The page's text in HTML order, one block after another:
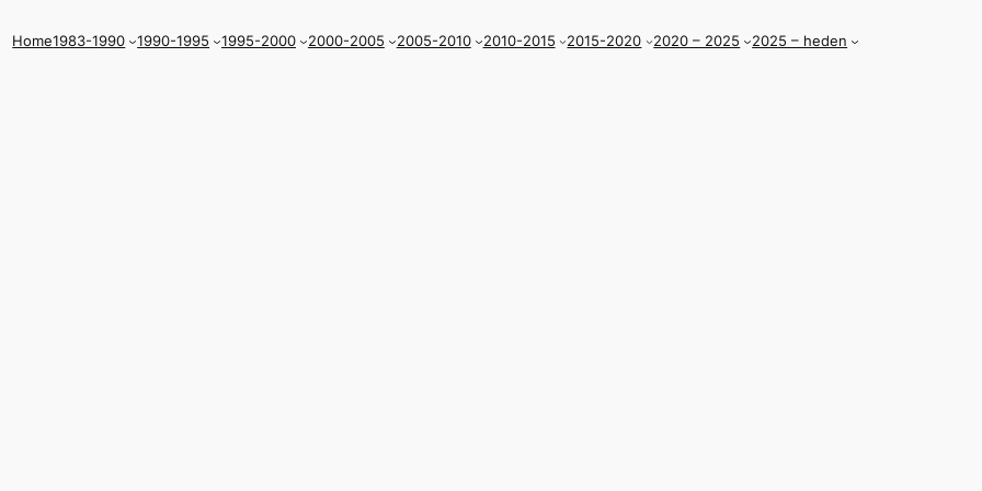
Home1983-1990 1990-1995 1995-2000 2000-2005 2005-2010 2010-2015 2015-2020 2020 – 2025 2025 – heden